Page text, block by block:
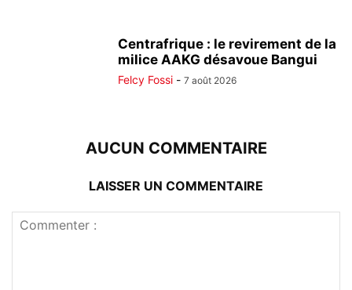
Centrafrique : le revirement de la
milice AAKG désavoue Bangui
Felcy Fossi - 7 août 2026
AUCUN COMMENTAIRE
LAISSER UN COMMENTAIRE